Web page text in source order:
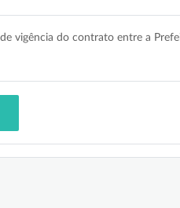
vigência do contrato entre a